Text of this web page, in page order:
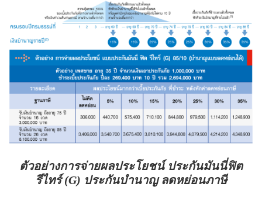
ตัวอย่างการจ่ายผลประโยชน์ ประกันมันนี่ฟิต
รีไทร์ (G) ประกันบำนาญ ลดหย่อนภาษี